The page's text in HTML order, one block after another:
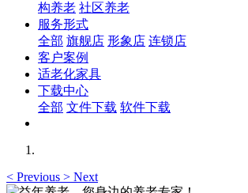
构养老 社区养老
服务形式
全部 旗舰店 形象店 连锁店
客户案例
适老化家具
下载中心
全部 文件下载 软件下载
< Previous > Next